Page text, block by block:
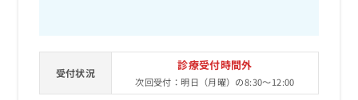
受付状況
診療受付時間外
次回受付：明日（月曜）の8:30～12:00